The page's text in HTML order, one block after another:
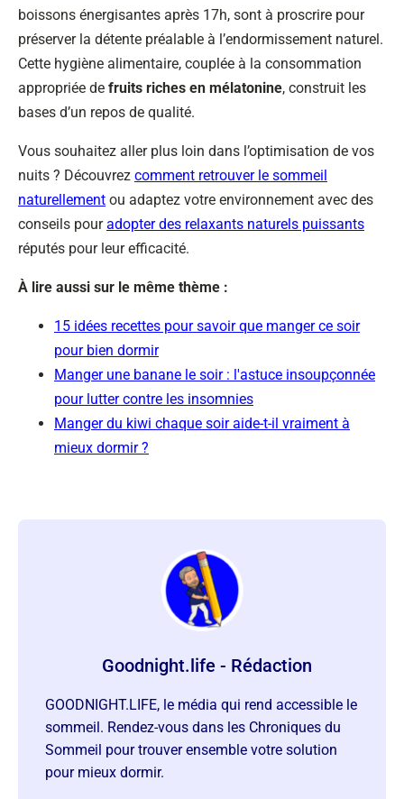
boissons énergisantes après 17h, sont à proscrire pour
préserver la détente préalable à l’endormissement naturel.
Cette hygiène alimentaire, couplée à la consommation
appropriée de fruits riches en mélatonine, construit les
bases d’un repos de qualité.
Vous souhaitez aller plus loin dans l’optimisation de vos
nuits ? Découvrez comment retrouver le sommeil
naturellement ou adaptez votre environnement avec des
conseils pouradopter des relaxants naturels puissants
réputés pour leur efficacité.
À lire aussi sur le même thème :
15 idées recettes pour savoir que manger ce soir
pour bien dormir
Manger une banane le soir : l'astuce insoupçonnée
pour lutter contre les insomnies
Manger du kiwi chaque soir aide-t-il vraiment à
mieux dormir ?
Goodnight.life - Rédaction
GOODNIGHT.LIFE, le média qui rend accessible le
sommeil. Rendez-vous dans les Chroniques du
Sommeil pour trouver ensemble votre solution
pour mieux dormir.